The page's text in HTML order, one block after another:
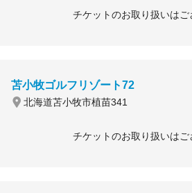
チケットのお取り扱いはご
苫小牧ゴルフリゾート72
北海道苫小牧市植苗341
チケットのお取り扱いはご